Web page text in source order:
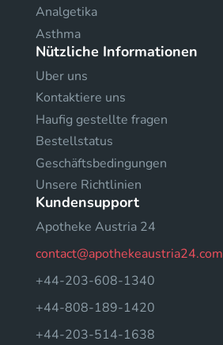
Analgetika
Asthma
Nützliche Informationen
Uber uns
Kontaktiere uns
Haufig gestellte fragen
Bestellstatus
Geschäftsbedingungen
Unsere Richtlinien
Kundensupport
Apotheke Austria 24
contact@apothekeaustria24.com
+44-203-608-1340
+44-808-189-1420
+44-203-514-1638